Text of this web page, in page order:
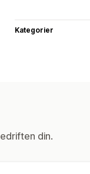
Kategorier
din.